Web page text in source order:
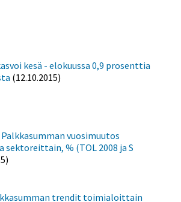
kesä - elokuussa 0,9 prosenttia
(12.10.2015)
vuosimuutos
% (TOL 2008 ja S
trendit toimialoittain